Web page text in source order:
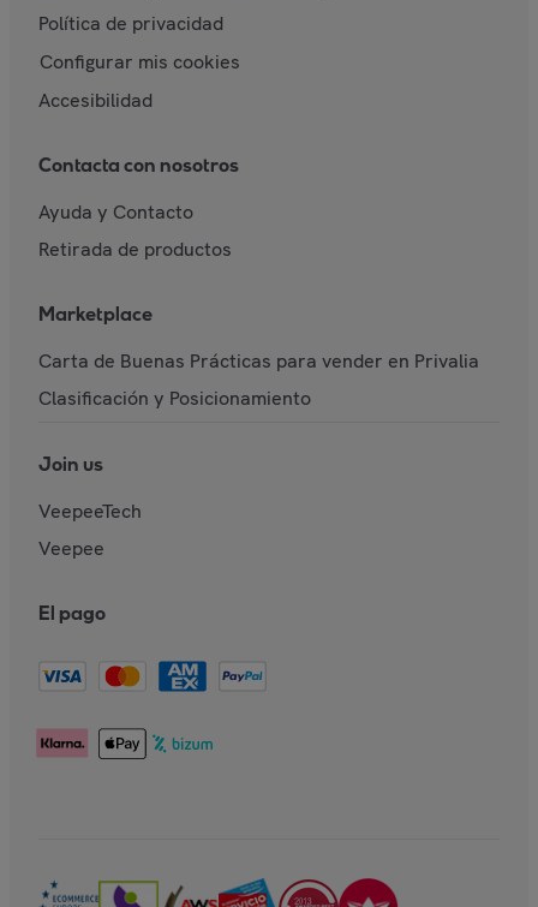
Política de privacidad
Configurar mis cookies
Accesibilidad
Contacta con nosotros
Ayuda y Contacto
Retirada de productos
Marketplace
Carta de Buenas Prácticas para vender en Privalia
Clasificación y Posicionamiento
Join us
VeepeeTech
Veepee
El pago